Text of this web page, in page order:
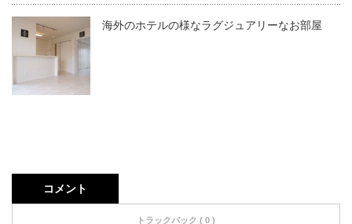
海外のホテルの様なラグジュアリーなお部屋
コメント
トラックバック ( 0 )